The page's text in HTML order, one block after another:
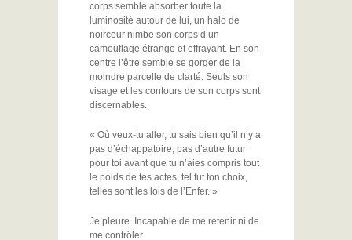
corps semble absorber toute la
luminosité autour de lui, un halo de
noirceur nimbe son corps d’un
camouflage étrange et effrayant. En son
centre l’être semble se gorger de la
moindre parcelle de clarté. Seuls son
visage et les contours de son corps sont
discernables.
« Où veux-tu aller, tu sais bien qu’il n’y a
pas d’échappatoire, pas d’autre futur
pour toi avant que tu n’aies compris tout
le poids de tes actes, tel fut ton choix,
telles sont les lois de l’Enfer. »
Je pleure. Incapable de me retenir ni de
me contrôler.